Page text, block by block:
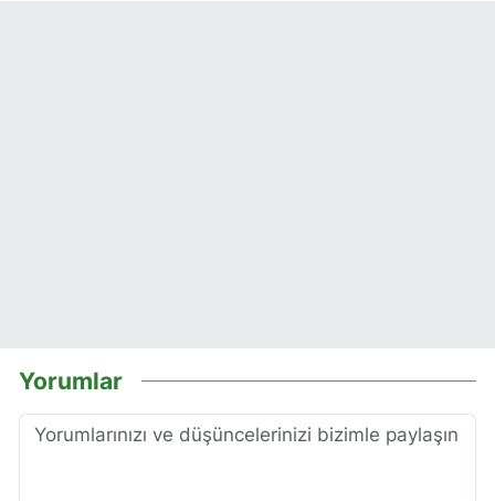
Yorumlar